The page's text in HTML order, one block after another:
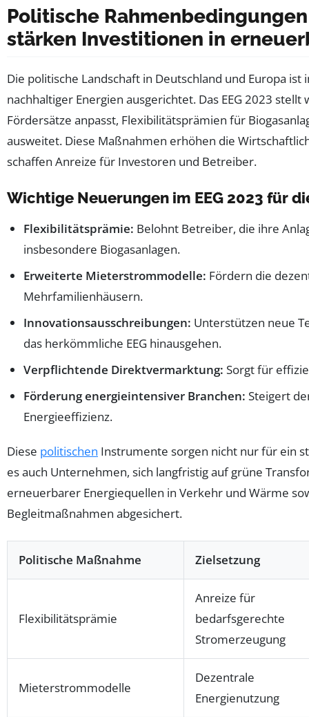
Politische
stärken Investitionen in
Die politische Landschaft in Deutschland und Europa
nachhaltiger Energien ausgerichtet. Das EEG 2023
Fördersätze anpasst, Flexibilitätsprämien für
ausweitet. Diese Maßnahmen erhöhen die
schaffen Anreize für Investoren und Betreiber.
Wichtige Neuerungen im EEG 2023 für
Flexibilitätsprämie: Belohnt Betreiber, die ihre
insbesondere Biogasanlagen.
Erweiterte Mieterstrommodelle: Fördern die
Mehrfamilienhäusern.
Innovationsausschreibungen: Unterstützen neue
das herkömmliche EEG hinausgehen.
Verpflichtende Direktvermarktung: Sorgt für
Förderung energieintensiver Branchen: Steigert
Energieeffizienz.
Diese politischen Instrumente sorgen nicht nur für ein
es auch Unternehmen, sich langfristig auf grüne
erneuerbarer Energiequellen in Verkehr und Wärme
Begleitmaßnahmen abgesichert.
Politische Maßnahme Zielsetzung
Flexibilitätsprämie
Anreize für
bedarfsgerechte
Stromerzeugung
Mieterstrommodelle
Dezentrale
Energienutzung